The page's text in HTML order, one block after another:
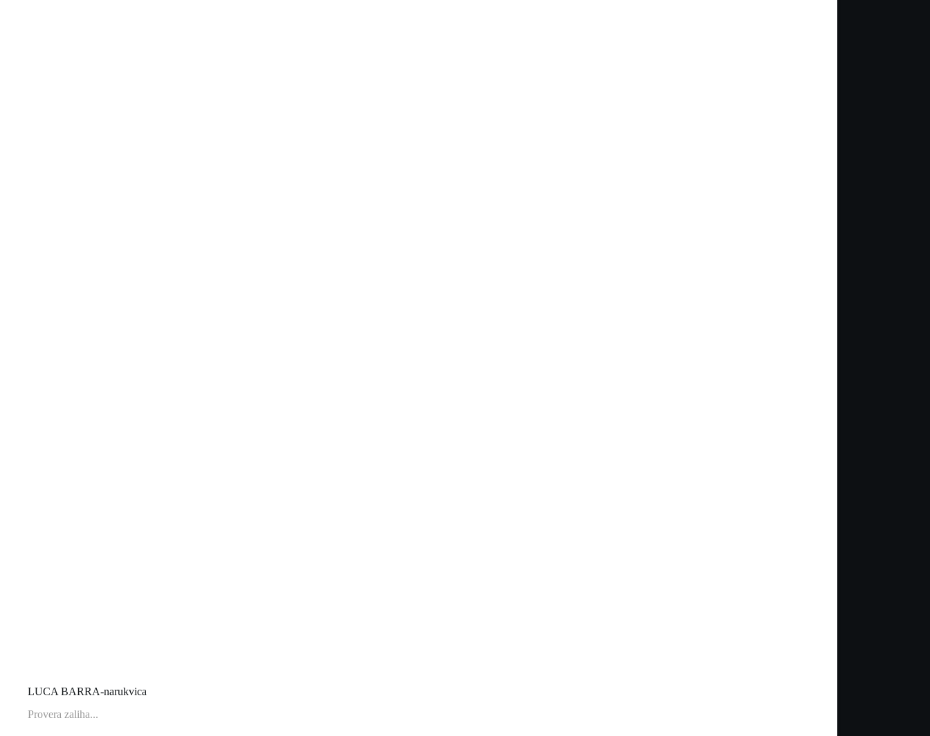
LUCA BARRA-narukvica
Provera zaliha...